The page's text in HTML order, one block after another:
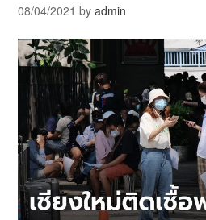
08/04/2021 byadmin